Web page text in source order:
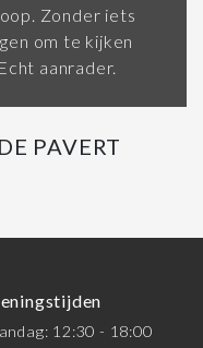
Zonder iets
om te kijken
aanrader.
PAVERT
12:30 - 18:00